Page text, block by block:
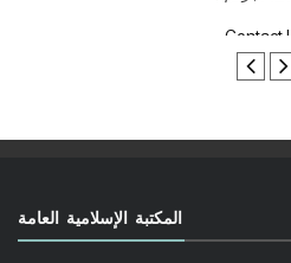
المكتبة الإسلامية العامة